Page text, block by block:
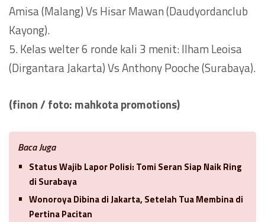
Amisa (Malang) Vs Hisar Mawan (Daudyordanclub
Kayong).
5. Kelas welter 6 ronde kali 3 menit: Ilham Leoisa
(Dirgantara Jakarta) Vs Anthony Pooche (Surabaya).
(finon / foto: mahkota promotions)
Baca Juga
Status Wajib Lapor Polisi: Tomi Seran Siap Naik Ring
di Surabaya
Wonoroya Dibina di Jakarta, Setelah Tua Membina di
Pertina Pacitan